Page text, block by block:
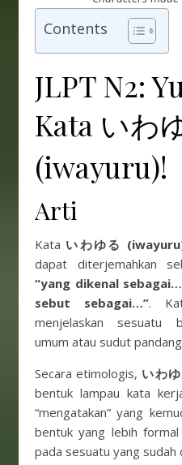
Contents
JLPT N2:
Kata いわ
(iwayuru)!
Arti
Kata いわゆる
dapat diterjemahkan
“yang dikenal
sebut sebagai…”.
menjelaskan sesuatu
umum atau sudut
Secara etimologis, いわ
bentuk lampau kata
“mengatakan” yang
bentuk yang lebih
pada sesuatu yang sudah